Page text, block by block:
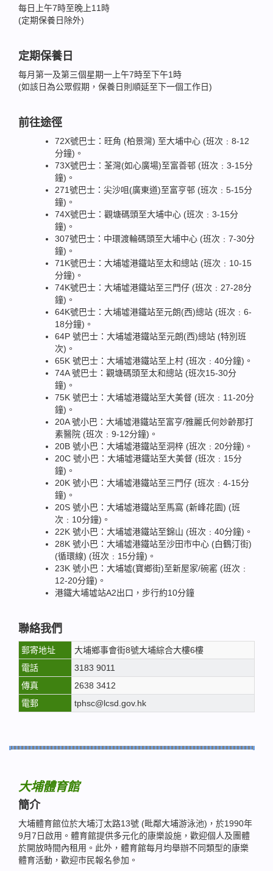
每日上午7時至晚上11時
(定期保養日除外)
定期保養日
每月第一及第三個星期一上午7時至下午1時
(如該日為公眾假期，保養日則順延至下一個工作日)
前往途徑
72X號巴士：旺角 (柏景灣) 至大埔中心 (班次﹕8-12
分鐘)。
73X號巴士：荃灣(如心廣場)至富善邨 (班次﹕3-15分
鐘)。
271號巴士：尖沙咀(廣東道)至富亨邨 (班次﹕5-15分
鐘)。
74X號巴士：觀塘碼頭至大埔中心 (班次﹕3-15分
鐘)。
307號巴士：中環渡輪碼頭至大埔中心 (班次﹕7-30分
鐘)。
71K號巴士：大埔墟港鐵站至太和總站 (班次﹕10-15
分鐘)。
74K號巴士：大埔墟港鐵站至三門仔 (班次﹕27-28分
鐘)。
64K號巴士：大埔墟港鐵站至元朗(西)總站 (班次﹕6-
18分鐘)。
64P 號巴士：大埔墟港鐵站至元朗(西)總站 (特別班
次)。
65K 號巴士：大埔墟港鐵站至上村 (班次﹕40分鐘)。
74A 號巴士：觀塘碼頭至太和總站 (班次15-30分
鐘)。
75K 號巴士：大埔墟港鐵站至大美督 (班次﹕11-20分
鐘)。
20A 號小巴：大埔墟港鐵站至富亨/雅麗氏何妙齡那打
素醫院 (班次﹕9-12分鐘)。
20B 號小巴：大埔墟港鐵站至洞梓 (班次﹕20分鐘)。
20C 號小巴：大埔墟港鐵站至大美督 (班次﹕15分
鐘)。
20K 號小巴：大埔墟港鐵站至三門仔 (班次﹕4-15分
鐘)。
20S 號小巴：大埔墟港鐵站至馬窩 (新峰花園) (班
次﹕10分鐘)。
22K 號小巴：大埔墟港鐵站至錦山 (班次﹕40分鐘)。
28K 號小巴：大埔墟港鐵站至沙田市中心 (白鶴汀街)
(循環線) (班次﹕15分鐘)。
23K 號小巴：大埔墟(寶鄉街)至新屋家/碗窰 (班次﹕
12-20分鐘)。
港鐵大埔墟站A2出口，步行約10分鐘
聯絡我們
郵寄地址
大埔鄉事會街8號大埔綜合大樓6樓
電話
3183 9011
傳真
2638 3412
電郵
tphsc@lcsd.gov.hk
大埔體育館
簡介
大埔體育館位於大埔汀太路13號 (毗鄰大埔游泳池)，於1990年
9月7日啟用。體育館提供多元化的康樂設施，歡迎個人及團體
於開放時間內租用。此外，體育館每月均舉辦不同類型的康樂
體育活動，歡迎市民報名參加。